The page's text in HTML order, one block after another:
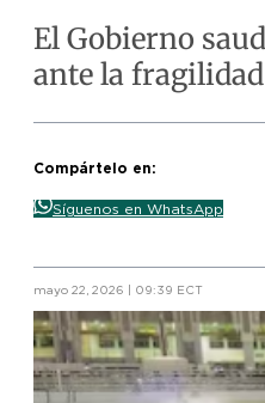
El Gobierno
ante la fragilidad
Compártelo en:
Síguenos en WhatsApp
mayo 22, 2026 | 09:39 ECT